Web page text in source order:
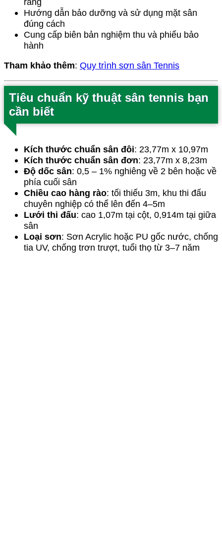
Hướng dẫn bảo dưỡng và sử dụng mặt sân
đúng cách
Cung cấp biên bản nghiệm thu và phiếu bảo
hành
Tham khảo thêm: Quy trình sơn sân Tennis
Tiêu chuẩn kỹ thuật sân tennis bạn
cần biết
Kích thước chuẩn sân đôi: 23,77m x 10,97m
Kích thước chuẩn sân đơn: 23,77m x 8,23m
Độ dốc sân: 0,5 – 1% nghiêng về 2 bên hoặc về
phía cuối sân
Chiều cao hàng rào: tối thiểu 3m, khu thi đấu
chuyên nghiệp có thể lên đến 4–5m
Lưới thi đấu: cao 1,07m tại cột, 0,914m tại giữa
sân
Loại sơn: Sơn Acrylic hoặc PU gốc nước, chống
tia UV, chống trơn trượt, tuổi thọ từ 3–7 năm